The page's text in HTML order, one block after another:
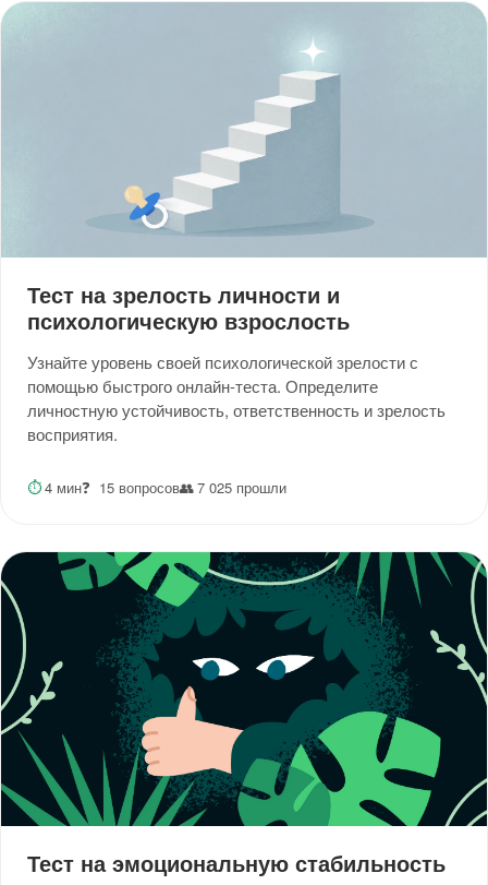
Тест на зрелость личности и
психологическую взрослость
Узнайте уровень своей психологической зрелости с
помощью быстрого онлайн-теста. Определите
личностную устойчивость, ответственность и зрелость
восприятия.
⏱4 мин❓ 15 вопросов👥7 025 прошли
Тест на эмоциональную стабильность